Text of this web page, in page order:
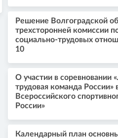
Решение Волгоградской
трехсторонней комиссии
социально-трудовых
10
О участии в соревновании
трудовая команда России»
Всероссийского
России»
Календарный план